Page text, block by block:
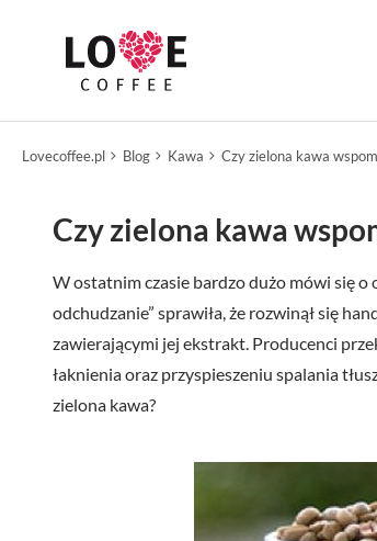
Lovecoffee.pl Blog Kawa Czy zielona kawa
Czy zielona kawa
W ostatnim czasie bardzo dużo mówi się o
odchudzanie” sprawiła, że rozwinął się
zawierającymi jej ekstrakt. Producenci
łaknienia oraz przyspieszeniu spalania
zielona kawa?